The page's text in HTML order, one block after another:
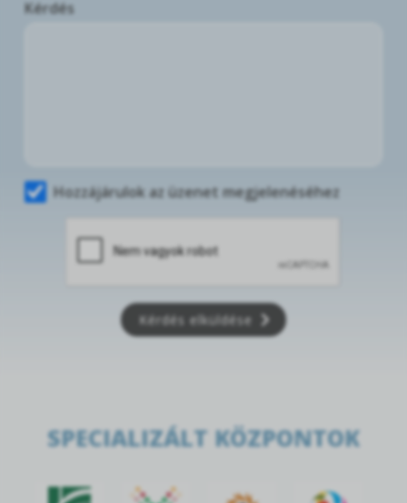
Kérdés
Hozzájárulok az üzenet megjelenéséhez
Kérdés elküldése
SPECIALIZÁLT KÖZPONTOK